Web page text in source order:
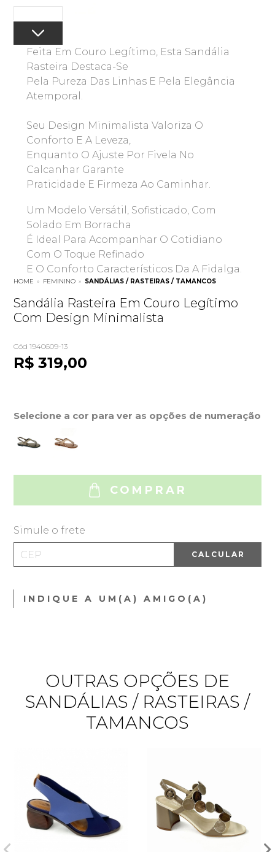
Feita Em Couro Legítimo, Esta Sandália
Rasteira Destaca-Se
Pela Pureza Das Linhas E Pela Elegância
Atemporal.
Seu Design Minimalista Valoriza O
Conforto E A Leveza,
Enquanto O Ajuste Por Fivela No
Calcanhar Garante
Praticidade E Firmeza Ao Caminhar.
Um Modelo Versátil, Sofisticado, Com
Solado Em Borracha
É Ideal Para Acompanhar O Cotidiano
Com O Toque Refinado
E O Conforto Característicos Da A Fidalga.
HOME » FEMININO » SANDÁLIAS / RASTEIRAS / TAMANCOS
Sandália Rasteira Em Couro Legítimo
Com Design Minimalista
Cód 1940609-13
R$ 319,00
Selecione a cor para ver as opções de numeração
COMPRAR
Simule o frete
CALCULAR
INDIQUE A UM(A) AMIGO(A)
OUTRAS OPÇÕES DE
SANDÁLIAS / RASTEIRAS /
TAMANCOS